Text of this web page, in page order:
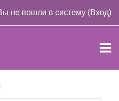
не вошли в систему (Вход)